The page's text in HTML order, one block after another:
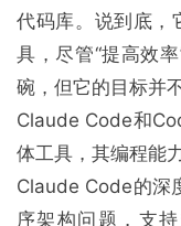
代码库。说到底，
具，尽管“提高效
碗，但它的目标并
Claude Code和
体工具，其编程能
Claude Code的深
序架构问题，支